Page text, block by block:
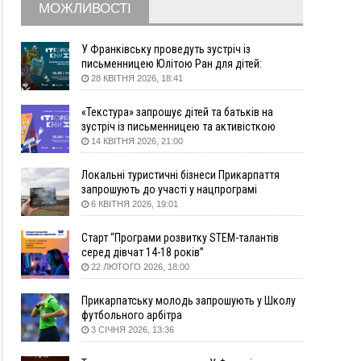
10:54
Верховний суд повернув державі 1,5 га лісу із
трьома ставками в Івано-Франківській
громаді
10:10
На Каскаді замість веж планують зробити
сквер з дитмайданчиком
травмувалась жінка
09:09
ВІДЕО 35 цимбалістів на Говерлі встановили
Рекорд України
08:37
На Прикарпатті за пів року трапилось понад
100 ДТП через нетверезих водіїв
08:08
рф масовано атакувала Київ та область: 14
(фото, відео)
04 Серпня
траншеї»: командир з Надвірної на псевдо
«Француз»
19:34
В міському озері Франківська втопився
МОЖЛИВОСТІ
У Франківську проведуть зустріч із
письменницею Юлітою Ран для дітей:
говоритимуть про серію книг про Мавку
28 КВІТНЯ 2026, 18:41
«Текстура» запрошує дітей та батьків на
зустріч із письменницею та активісткою
Анною Повх
14 КВІТНЯ 2026, 21:00
Локальні туристичні бізнеси Прикарпаття
запрошують до участі у нацпрограмі
«Подорож до себе»
6 КВІТНЯ 2026, 19:01
Старт “Програми розвитку STEM-талантів
серед дівчат 14-18 років”
22 ЛЮТОГО 2026, 18:00
Прикарпатську молодь запрошують у Школу
футбольного арбітра
3 СІЧНЯ 2026, 13:36